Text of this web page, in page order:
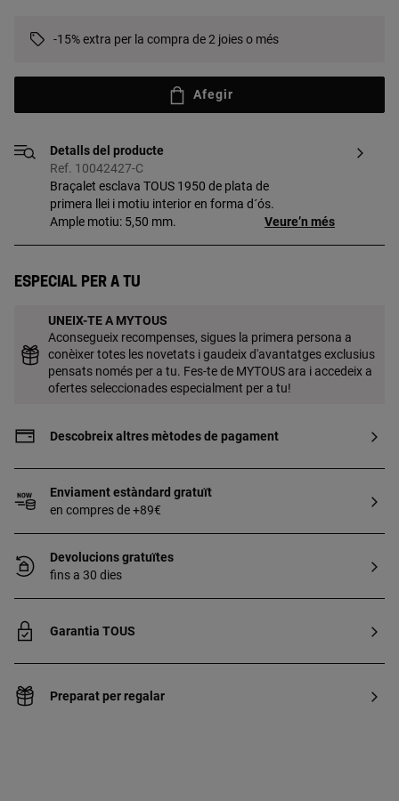
-15% extra per la compra de 2 joies o més
Afegir
Detalls del producte
Ref. 10042427-C
Braçalet esclava TOUS 1950 de plata de
primera llei i motiu interior en forma d´ós.
Ample motiu: 5,50 mm.
Veure’n més
Especial per a tu
UNEIX-TE A MYTOUS
Aconsegueix recompenses, sigues la primera persona a
conèixer totes les novetats i gaudeix d'avantatges exclusius
pensats només per a tu. Fes-te de MYTOUS ara i accedeix a
ofertes seleccionades especialment per a tu!
Descobreix altres mètodes de pagament
Enviament estàndard gratuït
en compres de +89€
Devolucions gratuïtes
fins a 30 dies
Garantia TOUS
Preparat per regalar